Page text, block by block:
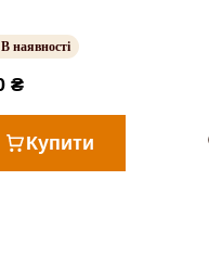
В наявності
₴
Купити